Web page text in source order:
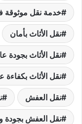
خدمة نقل موثوقة
نقل الأثاث بأمان
نقل الأثاث بجودة
نقل الأثاث بكفاءة
نقل العفش
نقل العفش بجودة